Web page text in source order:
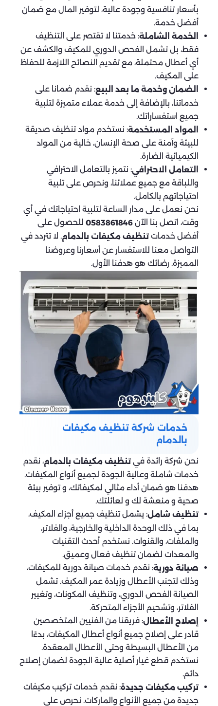
بأسعار تنافسية وجودة عالية، لتوفير المال مع ضمان
أفضل خدمة.
الخدمة الشاملة: خدمتنا لا تقتصر على التنظيف
فقط، بل تشمل الفحص الدوري للمكيف والكشف عن
أي أعطال محتملة، مع تقديم النصائح اللازمة للحفاظ
على المكيف.
الضمان وخدمة ما بعد البيع: نقدم ضماناً على
خدماتنا، بالإضافة إلى خدمة عملاء متميزة لتلبية
جميع استفساراتك.
المواد المستخدمة: نستخدم مواد تنظيف صديقة
للبيئة وآمنة على صحة الإنسان، خالية من المواد
الكيميائية الضارة.
التعامل الاحترافي: نتميز بالتعامل الاحترافي
واللباقة مع جميع عملائنا، ونحرص على تلبية
احتياجاتهم بالكامل.
نحن نعمل على مدار الساعة لتلبية احتياجاتك في أي
وقت، اتصل بنا الآن 0583861846 للحصول على
أفضل خدمات تنظيف مكيفات بالدمام. لا تتردد في
التواصل معنا للاستفسار عن أسعارنا وعروضنا
المميزة. رضائك هو هدفنا الأول.
خدمات شركة تنظيف مكيفات
بالدمام
نحن شركة رائدة في تنظيف مكيفات بالدمام، نقدم
خدمات شاملة وعالية الجودة لجميع أنواع المكيفات.
هدفنا هو ضمان أداء مثالي لمكيفاتك، و توفير بيئة
صحية و منعشة لك و لعائلتك.
تنظيف شامل: يشمل تنظيف جميع أجزاء المكيف،
بما في ذلك الوحدة الداخلية والخارجية، والفلاتر،
والملفات، والقنوات. نستخدم أحدث التقنيات
والمعدات لضمان تنظيف فعال وعميق.
صيانة دورية: نقدم خدمات صيانة دورية للمكيفات،
وذلك لتجنب الأعطال وزيادة عمر المكيف. تشمل
الصيانة الفحص الدوري، وتنظيف المكونات، وتغيير
الفلاتر، وتشحيم الأجزاء المتحركة.
إصلاح الأعطال: فريقنا من الفنيين المتخصصين
قادر على إصلاح جميع أنواع أعطال المكيفات، بدءًا
من الأعطال البسيطة وحتى الأعطال المعقدة.
نستخدم قطع غيار أصلية عالية الجودة لضمان إصلاح
دائم.
تركيب مكيفات جديدة: نقدم خدمات تركيب مكيفات
جديدة من جميع الأنواع والماركات. نحرص على